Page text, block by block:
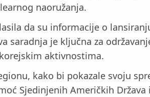
naoružanja.
da su informacije o
saradnja je ključna za
aktivnostima.
kako bi pokazale svoju
Sjedinjenih Američkih Država